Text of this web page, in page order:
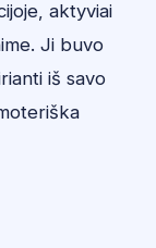
aktyviai
Ji buvo
iš savo